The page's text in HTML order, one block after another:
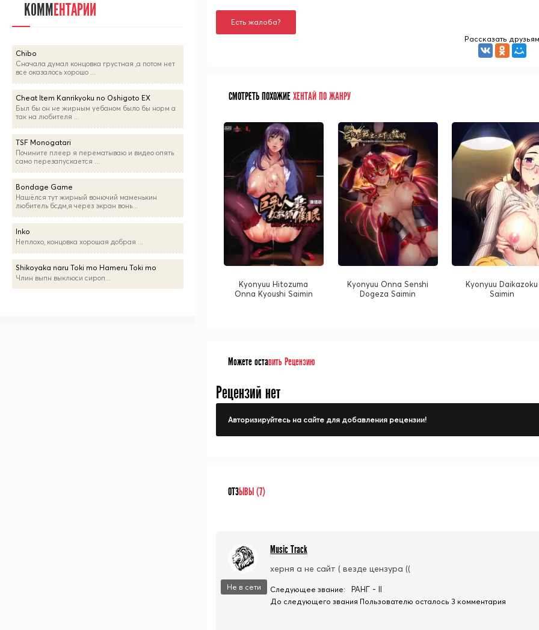
Есть жалоба?
Рассказать друзьям
СМОТРЕТЬ ПОХОЖИЕХЕНТАЙ ПО ЖАНРУ
Kyonyuu Hitozuma
Onna Kyoushi Saimin
Kyonyuu Onna Senshi
Dogeza Saimin
Kyonyuu Daikazoku
Saimin
Можете оставить Рецензию
Рецензий нет
Авторизируйтесь на сайте для добавления рецензии!
ОТЗЫВЫ (7)
Не в сети
Music Track
херня а не сайт ( везде цензура ((
Следующее звание: РАНГ - II
До следующего звания Пользователю осталось 3 комментария
КОММЕНТАРИИ
Chibo
Сначала думал концовка грустная ,а потом нет
все оказалось хорошо ...
Cheat Item Kanrikyoku no Oshigoto EX
Был бы он не жирным уебаном было бы норм а
так на любителя ...
TSF Monogatari
Почините плеер я перематываю и видео опять
само перезапускается ...
Bondage Game
Нашёлся тут жирный вонючий маменькин
любитель бсдм,я через экран вонь...
Inko
Неплохо, концовка хорошая добрая ...
Shikoyaka naru Toki mo Hameru Toki mo
Члин выпн выклюси сироп...